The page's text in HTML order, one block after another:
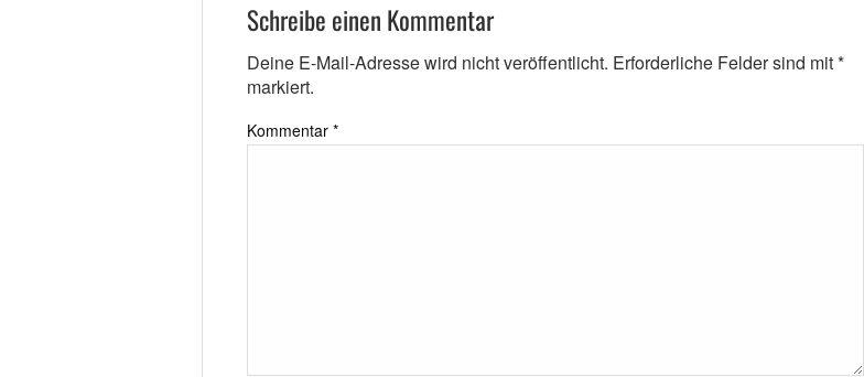
Schreibe einen Kommentar
Deine E-Mail-Adresse wird nicht veröffentlicht. Erforderliche Felder sind mit*
markiert.
Kommentar *